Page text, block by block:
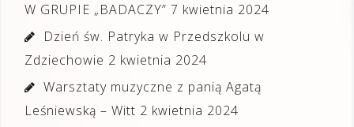
W GRUPIE „BADACZY” 7 kwietnia 2024
Dzień św. Patryka w Przedszkolu w
Zdziechowie 2 kwietnia 2024
Warsztaty muzyczne z panią Agatą
Leśniewską – Witt 2 kwietnia 2024